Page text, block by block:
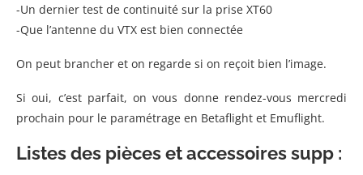
-Un dernier test de continuité sur la prise XT60
-Que l’antenne du VTX est bien connectée
On peut brancher et on regarde si on reçoit bien l’image.
Si oui, c’est parfait, on vous donne rendez-vous mercredi
prochain pour le paramétrage en Betaflight et Emuflight.
Listes des pièces et accessoires supp :